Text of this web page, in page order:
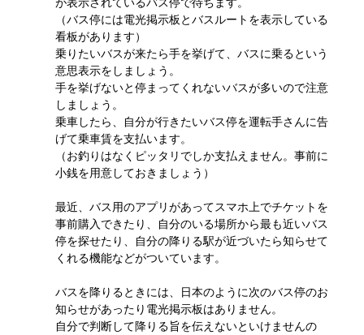
が表示されているバス停で待ちます。
（バス停には電光掲示板とバスルートを表示している
看板があります）
乗りたいバスが来たら手を挙げて、バスに乗るという
意思表示をしましょう。
手を挙げないと停まってくれないバスが多いので注意
しましょう。
乗車したら、自分が行きたいバス停を運転手さんに告
げて乗車賃を支払います。
（お釣りはなくピッタリでしか支払えません。事前に
小銭を用意しておきましょう）
最近、バス用のアプリがあってスマホ上でチケットを
事前購入できたり、自分のいる場所から最も近いバス
停を探せたり、自分の降りる駅が近づいたら知らせて
くれる機能などがついています。
バスを降りるときには、日本のように次のバス停のお
知らせがあったり電光掲示板はありません。
自分で判断して降りる旨を伝えないといけませんの